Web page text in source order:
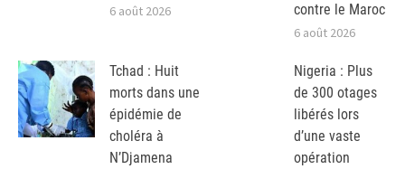
6 août 2026
contre le Maroc
6 août 2026
Tchad : Huit
morts dans une
épidémie de
choléra à
N’Djamena
Nigeria : Plus
de 300 otages
libérés lors
d’une vaste
opération